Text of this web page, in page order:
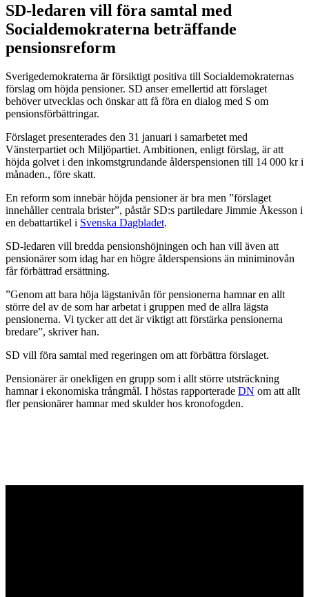
SD-ledaren vill föra samtal med
Socialdemokraterna beträffande
pensionsreform
Sverigedemokraterna är försiktigt positiva till Socialdemokraternas
förslag om höjda pensioner. SD anser emellertid att förslaget
behöver utvecklas och önskar att få föra en dialog med S om
pensionsförbättringar.
Förslaget presenterades den 31 januari i samarbetet med
Vänsterpartiet och Miljöpartiet. Ambitionen, enligt förslag, är att
höjda golvet i den inkomstgrundande ålderspensionen till 14 000 kr i
månaden., före skatt.
En reform som innebär höjda pensioner är bra men ”förslaget
innehåller centrala brister”, påstår SD:s partiledare Jimmie Åkesson i
en debattartikel i Svenska Dagbladet.
SD-ledaren vill bredda pensionshöjningen och han vill även att
pensionärer som idag har en högre ålderspensions än miniminovån
får förbättrad ersättning.
”Genom att bara höja lägstanivån för pensionerna hamnar en allt
större del av de som har arbetat i gruppen med de allra lägsta
pensionerna. Vi tycker att det är viktigt att förstärka pensionerna
bredare”, skriver han.
SD vill föra samtal med regeringen om att förbättra förslaget.
Pensionärer är onekligen en grupp som i allt större utsträckning
hamnar i ekonomiska trångmål. I höstas rapporterade DN om att allt
fler pensionärer hamnar med skulder hos kronofogden.